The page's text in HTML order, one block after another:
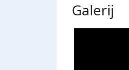
Galerij